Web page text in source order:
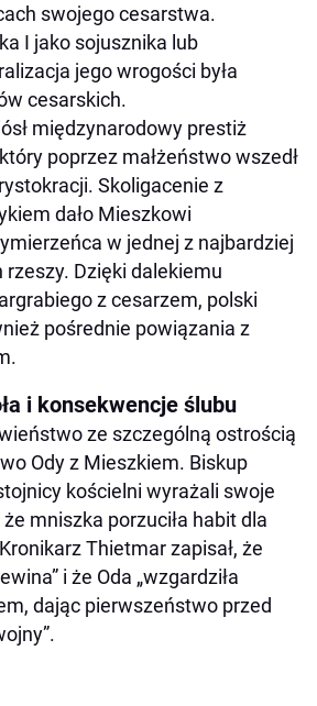
swojego cesarstwa.
I jako sojusznika lub
jego wrogości była
cesarskich.
międzynarodowy prestiż
poprzez małżeństwo wszedł
Skoligacenie z
dało Mieszkowi
w jednej z najbardziej
Dzięki dalekiemu
z cesarzem, polski
pośrednie powiązania z
i konsekwencje ślubu
ze szczególną ostrością
Ody z Mieszkiem. Biskup
kościelni wyrażali swoje
mniszka porzuciła habit dla
Thietmar zapisał, że
i że Oda „wzgardziła
dając pierwszeństwo przed